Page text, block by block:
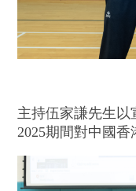
主持伍家謙先生以
2025期間對中國香